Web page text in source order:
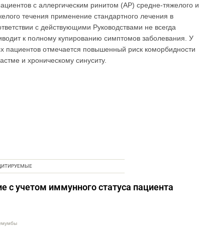
с аллергическим ринитом (АР) средне-тяжелого и
течения применение стандартного лечения в
с действующими Руководствами не всегда
к полному купированию симптомов заболевания. У
пациентов отмечается повышенный риск коморбидности
и хроническому синуситу.
с учетом иммунного статуса пациента